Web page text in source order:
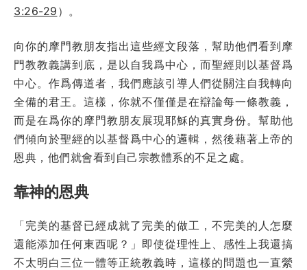
3:26-29 ）。
向你的摩門教朋友指出這些經文段落，幫助他們看到摩
門教教義講到底，是以自我爲中心，而聖經則以基督爲
中心。作爲傳道者，我們應該引導人們從關注自我轉向
全備的君王。這樣，你就不僅僅是在辯論每一條教義，
而是在爲你的摩門教朋友展現耶穌的真實身份。幫助他
們傾向於聖經的以基督爲中心的邏輯，然後藉著上帝的
恩典，他們就會看到自己宗教體系的不足之處。
靠神的恩典
「完美的基督已經成就了完美的做工，不完美的人怎麼
還能添加任何東西呢？」即使從理性上、感性上我還搞
不太明白三位一體等正統教義時，這樣的問題也一直縈